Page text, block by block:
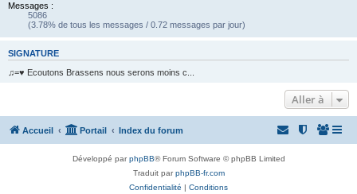
Messages :
5086
(3.78% de tous les messages / 0.72 messages par jour)
SIGNATURE
♫=♥ Ecoutons Brassens nous serons moins c...
Aller à
Accueil Portail Index du forum
Développé parphpBB® Forum Software © phpBB Limited
Traduit parphpBB-fr.com
Confidentialité | Conditions